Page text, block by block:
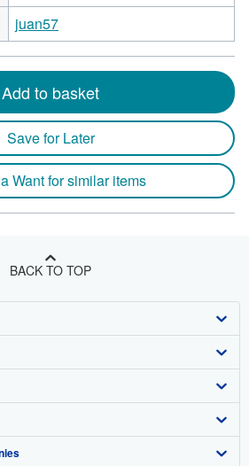
juan57
Add to basket
Save for Later
Want for similar items
BACK TO TOP